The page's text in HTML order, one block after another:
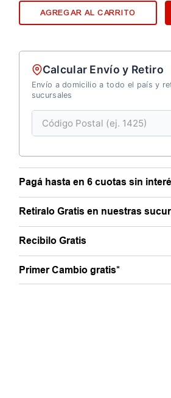
AGREGAR AL CARRITO
Calcular Envío y Retiro
Envío a domicilio a todo el país y
sucursales
Pagá hasta en 6 cuotas sin
Retiralo Gratis en nuestras
Recibilo Gratis
Primer Cambio gratis*